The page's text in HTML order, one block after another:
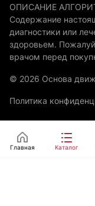
ОПИСАНИЕ
Содержание
диагностики или
здоровьем.
врачом перед
© 2026 Основа
Политика
Главная Каталог